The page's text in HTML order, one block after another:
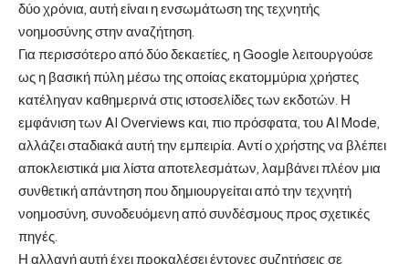
δύο χρόνια, αυτή είναι η ενσωμάτωση της τεχνητής
νοημοσύνης στην αναζήτηση.
Για περισσότερο από δύο δεκαετίες, η Google λειτουργούσε
ως η βασική πύλη μέσω της οποίας εκατομμύρια χρήστες
κατέληγαν καθημερινά στις ιστοσελίδες των εκδοτών. Η
εμφάνιση των AI Overviews και, πιο πρόσφατα, του AI Mode,
αλλάζει σταδιακά αυτή την εμπειρία. Αντί ο χρήστης να βλέπει
αποκλειστικά μια λίστα αποτελεσμάτων, λαμβάνει πλέον μια
συνθετική απάντηση που δημιουργείται από την τεχνητή
νοημοσύνη, συνοδευόμενη από συνδέσμους προς σχετικές
πηγές.
Η αλλαγή αυτή έχει προκαλέσει έντονες συζητήσεις σε